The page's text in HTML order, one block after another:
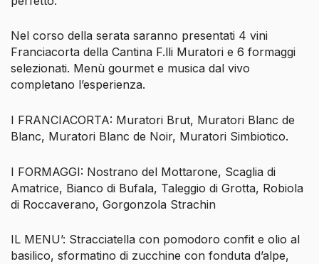
Nel corso della serata saranno presentati 4 vini
Franciacorta della Cantina F.lli Muratori e 6 formaggi
selezionati. Menù gourmet e musica dal vivo
completano l’esperienza.
I FRANCIACORTA: Muratori Brut, Muratori Blanc de
Blanc, Muratori Blanc de Noir, Muratori Simbiotico.
I FORMAGGI: Nostrano del Mottarone, Scaglia di
Amatrice, Bianco di Bufala, Taleggio di Grotta, Robiola
di Roccaverano, Gorgonzola Strachin
IL MENU’: Stracciatella con pomodoro confit e olio al
basilico, sformatino di zucchine con fonduta d’alpe,